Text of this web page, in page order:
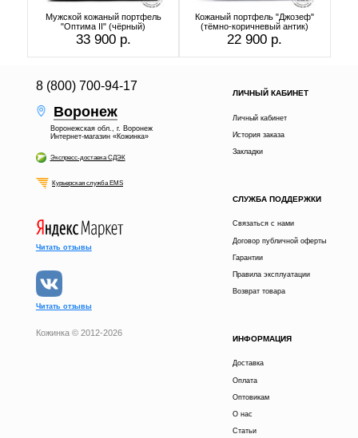
получи скидку
Мужской кожаный портфель
"Оптима II" (чёрный)
33 900 р.
Кожаный портфель "Джозеф"
(тёмно-коричневый антик)
22 900 р.
8 (800) 700-94-17
Воронеж
Воронежская обл., г. Воронеж
Интернет-магазин «Кожинка»
Экспресс-доставка СДЭК
Курьерская служба EMS
ЛИЧНЫЙ КАБИНЕТ
Личный кабинет
История заказа
Закладки
СЛУЖБА ПОДДЕРЖКИ
Связаться с нами
Договор публичной оферты
Гарантии
Правила эксплуатации
Возврат товара
ИНФОРМАЦИЯ
Доставка
Оплата
Оптовикам
О нас
Статьи
Читать отзывы
Читать отзывы
Кожинка © 2012-2026